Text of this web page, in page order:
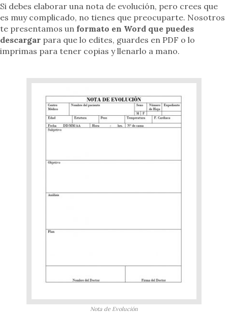
Si debes elaborar una nota de evolución, pero crees que
es muy complicado, no tienes que preocuparte. Nosotros
te presentamos un formato en Word que puedes
descargar para que lo edites, guardes en PDF o lo
imprimas para tener copias y llenarlo a mano.
Nota de Evolución